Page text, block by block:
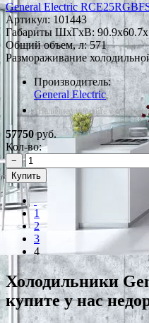
General Electric
Артикул:101443
Габариты ШxГxВ:
Общий объем, л: 571
Размораживание
Производитель:
General Electric
*Наличие уточняйте у
57750руб.
Кол-во:
−
Купить
1
2
3
4
Холодильники
купите у нас